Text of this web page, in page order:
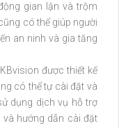
gian lận và trộm
có thể giúp người
an ninh và gia tăng
được thiết kế
có thể tự cài đặt và
dụng dịch vụ hỗ trợ
và hướng dẫn cài đặt